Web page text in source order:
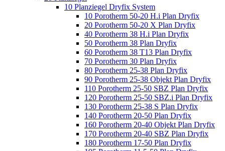
10 Planziegel Dryfix System
10 Porotherm 50-20 H.i Plan Dryfix
20 Porotherm 50-20 X Plan Dryfix
40 Porotherm 38 H.i Plan Dryfix
50 Porotherm 38 Plan Dryfix
60 Porotherm 38 T13 Plan Dryfix
70 Porotherm 30 Plan Dryfix
80 Porotherm 25-38 Plan Dryfix
90 Porotherm 25-38 Objekt Plan Dryfix
110 Porotherm 25-50 SBZ Plan Dryfix
120 Porotherm 25-50 SBZ.i Plan Dryfix
130 Porotherm 25-38 S Plan Dryfix
140 Porotherm 20-50 Plan Dryfix
160 Porotherm 20-40 Objekt Plan Dryfix
170 Porotherm 20-40 SBZ Plan Dryfix
180 Porotherm 17-50 Plan Dryfix